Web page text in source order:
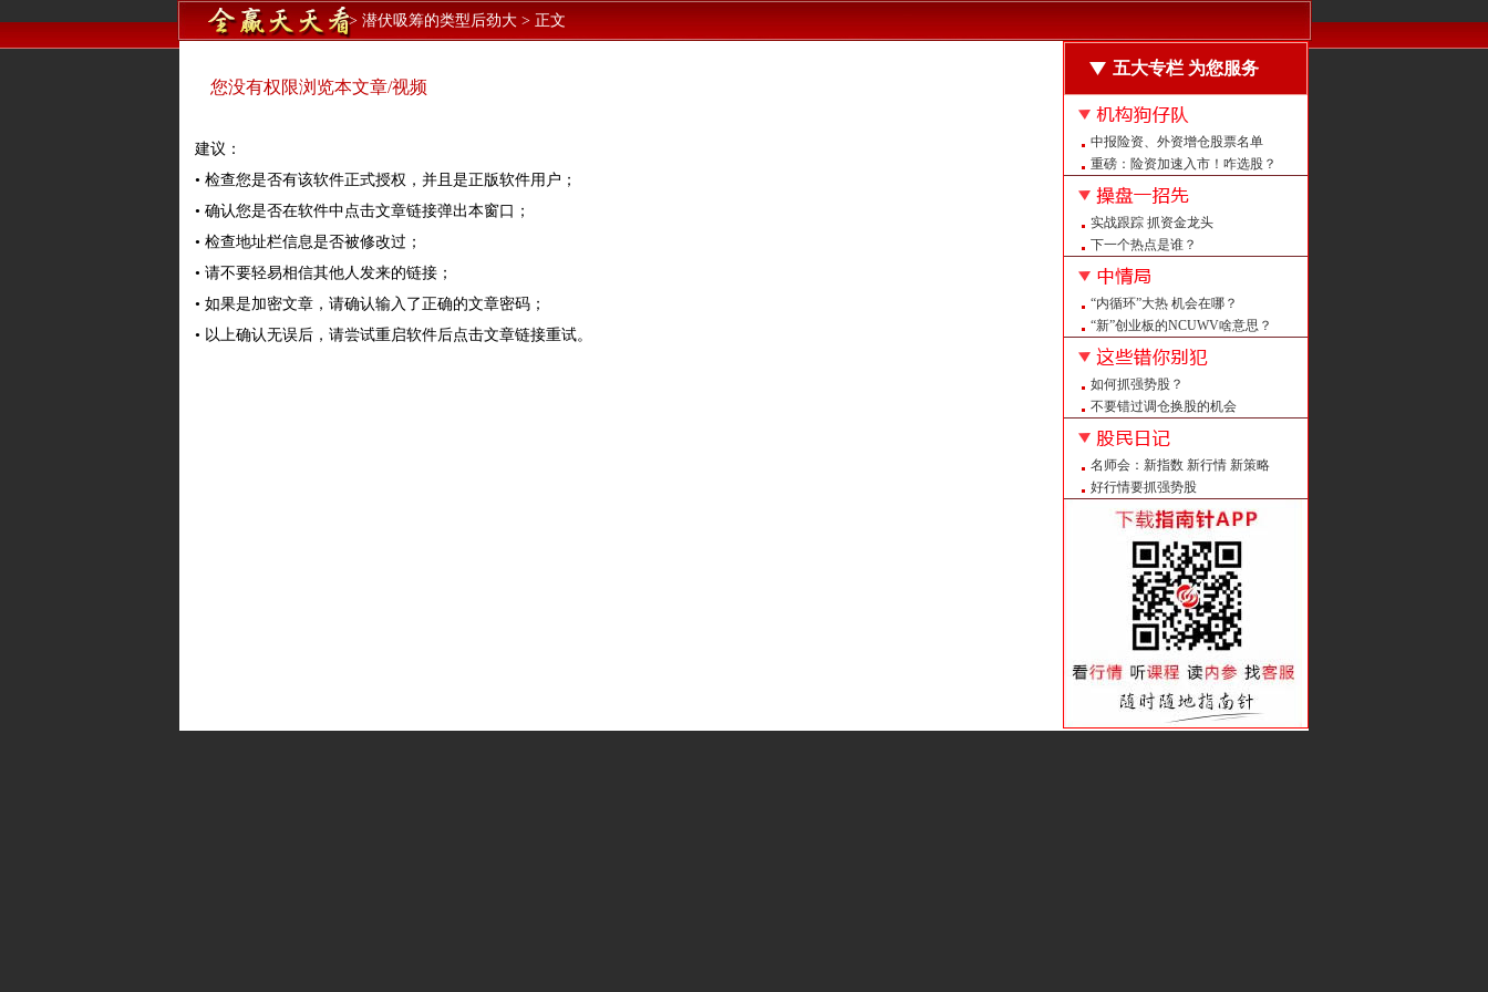
>潜伏吸筹的类型后劲大 >正文
您没有权限浏览本文章/视频
建议：
• 检查您是否有该软件正式授权，并且是正版软件用户；
• 确认您是否在软件中点击文章链接弹出本窗口；
• 检查地址栏信息是否被修改过；
• 请不要轻易相信其他人发来的链接；
• 如果是加密文章，请确认输入了正确的文章密码；
• 以上确认无误后，请尝试重启软件后点击文章链接重试。
五大专栏 为您服务
中报险资、外资增仓股票名单
重磅：险资加速入市！咋选股？
震荡中什么样的股票机会大？
强者恒强的股票长啥样？
回购龙头怎么抓？
注意：周末这”机会“被点名！
实战跟踪 抓资金龙头
下一个热点是谁？
量平价平后如何定买点？
量增价升后如何不涨反跌？
强者恒强 紧跟热点抓牛股
“内循环”大热 机会在哪？
“新”创业板的NCUWV啥意思？
重磅！上证大修 意义何在？
注意：创业板中报预告改了！
A股白马大盘点 看看都有谁？
如何抓强势股？
不要错过调仓换股的机会
警惕 证监会曝光258家非法平台
给喻同学的回信
怎么抓潜伏牛股？
名师会：新指数 新行情 新策略
好行情要抓强势股
看准趋势 赚足波段
潜伏吸筹的类型后劲大
借趋势的力会赚更多